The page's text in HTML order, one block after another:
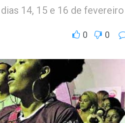
14, 15 e 16 de fevereiro
0 0